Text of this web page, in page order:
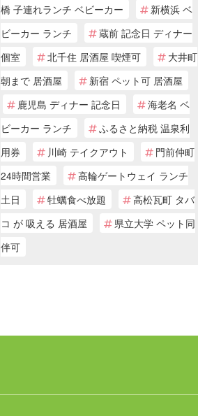
橋 子連れランチ ベビーカー
新横浜 ベ
ビーカー ランチ
蔵前 記念日 ディナー
個室
北千住 居酒屋 喫煙可
大井町
朝まで 居酒屋
新宿 ペット可 居酒屋
鹿児島 ディナー 記念日
海老名 ベ
ビーカー ランチ
ふるさと納税 温泉利
用券
川崎 テイクアウト
門前仲町
24時間営業
高輪ゲートウェイ ランチ
土日
牡蠣食べ放題
高松瓦町 タバ
コ が 吸える 居酒屋
県立大学 ペット同
伴可